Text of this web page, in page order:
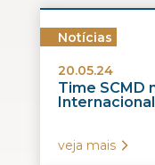
Notícias
20.05.24
Time SCMD
veja mais